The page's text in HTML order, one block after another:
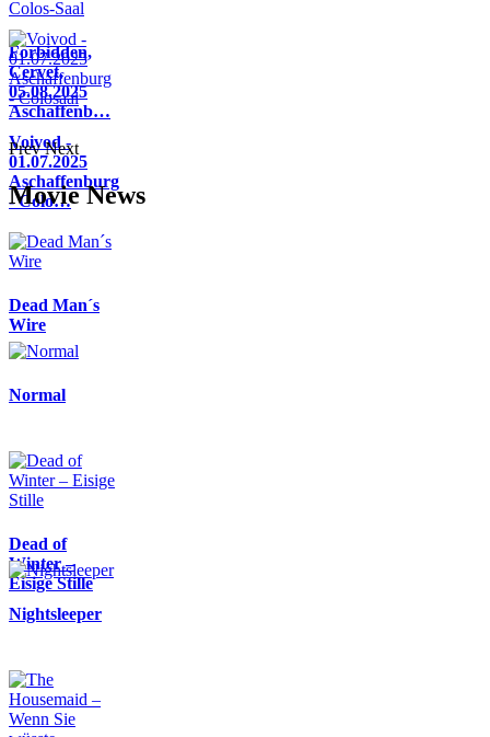
Forbidden,
Cervet,
05.08.2025
Aschaffenb…
Voivod -
01.07.2025
Aschaffenburg
- Colo…
Prev Next
Movie News
Dead Man´s
Wire
Normal
Dead of
Winter –
Eisige Stille
Nightsleeper